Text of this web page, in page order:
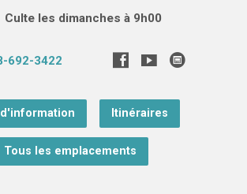
Culte les dimanches à 9h00
692-3422
d'information Itinéraires
Tous les emplacements